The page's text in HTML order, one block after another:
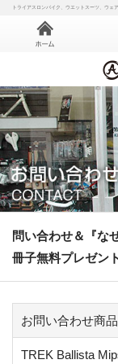
トライアスロンバイク、ウエットスーツ、ウェ
問い合わせ＆『な
冊子無料プレゼン
お問い合わせ商品
TREK Ballista